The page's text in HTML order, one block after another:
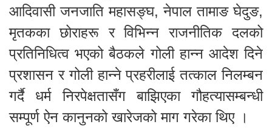
आदिवासी जनजाति महासङ्घ, नेपाल तामाङ घेदुङ,
मृतकका छोराहरू र विभिन्न राजनीतिक दलको
प्रतिनिधित्व भएको बैठकले गोली हान्न आदेश दिने
प्रशासन र गोली हान्ने प्रहरीलाई तत्काल निलम्बन
गर्दै धर्म निरपेक्षतासँग बाझिएका गौहत्यासम्बन्धी
सम्पूर्ण ऐन कानुनको खारेजको माग गरेका थिए ।